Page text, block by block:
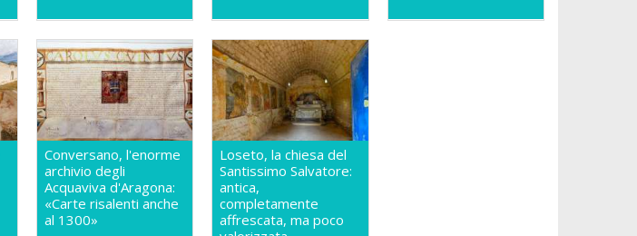
Conversano, l'enorme
archivio degli
Acquaviva d'Aragona:
«Carte risalenti anche
al 1300»
Loseto, la chiesa del
Santissimo Salvatore:
antica,
completamente
affrescata, ma poco